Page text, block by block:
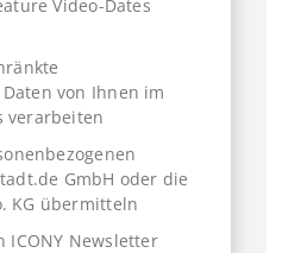
Video-Dates
von Ihnen im
verarbeiten
GmbH oder die
KG übermitteln
ICONY Newsletter